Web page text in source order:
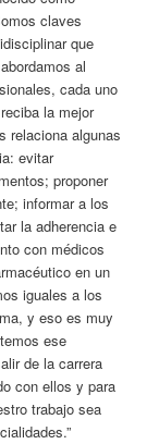
claves
que
al
cada uno
la mejor
relaciona algunas
evitar
proponer
informar a los
la adherencia e
con médicos
en un
iguales a los
y eso es muy
ese
de la carrera
con ellos y para
trabajo sea